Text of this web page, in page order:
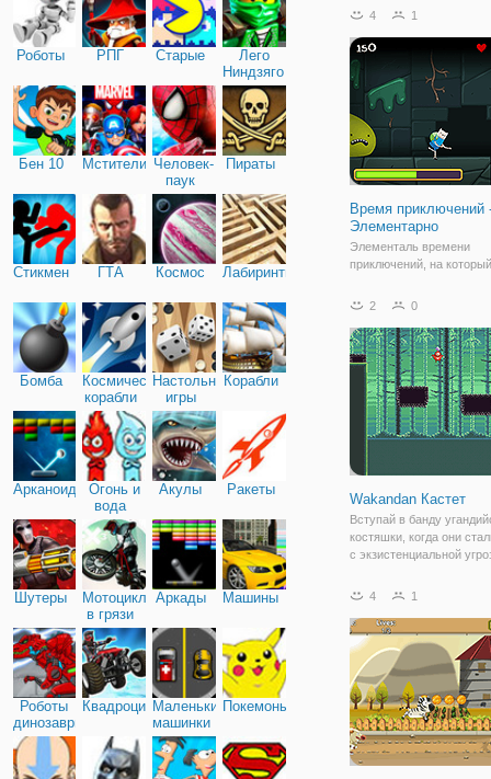
Роботы РПГ Старые
Лего
Ниндзяго
Бен 10 Мстители Человек-
паук
Пираты
Стикмен ГТА Космос Лабиринты
Бомба
Космические
корабли
Настольные
игры
Корабли
Арканоид
Огонь и
вода
Акулы Ракеты
Шутеры
Мотоциклы
в грязи
Аркады Машины
Роботы
динозавры
КвадроциклыМаленькие
машинки
Покемоны
уровня.
4 1
Время приключений
Элементарно
Элементаль времени
приключений, на
пойдете, потому что
как здесь и сейчас мы
что делать,
играете в эту игру с
2 0
Wakandan Кастет
Вступай в банду
костяшки, когда они
с экзистенциальной
сохранить ваши
4 1